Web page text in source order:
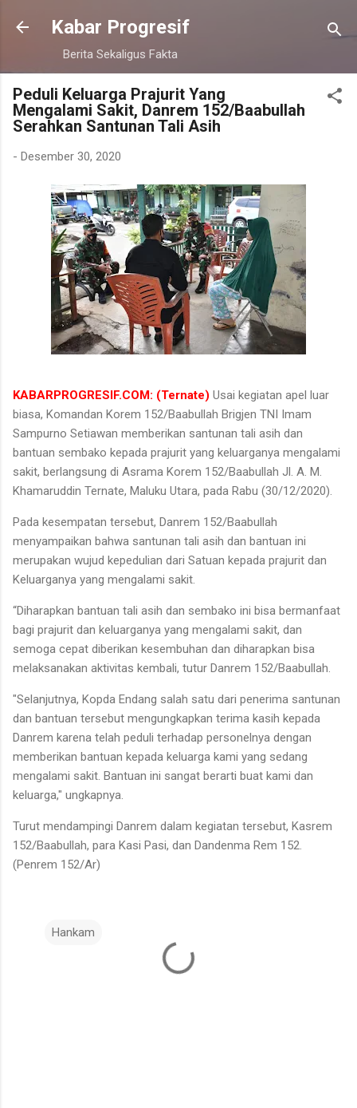
Langsung ke konten utama
Kabar Progresif
Berita Sekaligus Fakta
Peduli Keluarga Prajurit Yang
Mengalami Sakit, Danrem 152/Baabullah
Serahkan Santunan Tali Asih
- Desember 30, 2020
KABARPROGRESIF.COM: (Ternate) Usai kegiatan apel luar
biasa, Komandan Korem 152/Baabullah Brigjen TNI Imam
Sampurno Setiawan memberikan santunan tali asih dan
bantuan sembako kepada prajurit yang keluarganya mengalami
sakit, berlangsung di Asrama Korem 152/Baabullah Jl. A. M.
Khamaruddin Ternate, Maluku Utara, pada Rabu (30/12/2020).
Pada kesempatan tersebut, Danrem 152/Baabullah
menyampaikan bahwa santunan tali asih dan bantuan ini
merupakan wujud kepedulian dari Satuan kepada prajurit dan
Keluarganya yang mengalami sakit.
“Diharapkan bantuan tali asih dan sembako ini bisa bermanfaat
bagi prajurit dan keluarganya yang mengalami sakit, dan
semoga cepat diberikan kesembuhan dan diharapkan bisa
melaksanakan aktivitas kembali, tutur Danrem 152/Baabullah.
"Selanjutnya, Kopda Endang salah satu dari penerima santunan
dan bantuan tersebut mengungkapkan terima kasih kepada
Danrem karena telah peduli terhadap personelnya dengan
memberikan bantuan kepada keluarga kami yang sedang
mengalami sakit. Bantuan ini sangat berarti buat kami dan
keluarga," ungkapnya.
Turut mendampingi Danrem dalam kegiatan tersebut, Kasrem
152/Baabullah, para Kasi Pasi, dan Dandenma Rem 152.
(Penrem 152/Ar)
Hankam